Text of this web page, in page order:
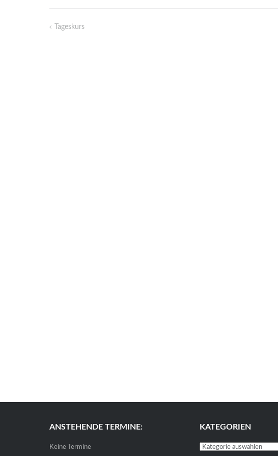
Beitragsnavigation
Tageskurs
ANSTEHENDE TERMINE:
Keine Termine
KATEGORIEN
Kategorien